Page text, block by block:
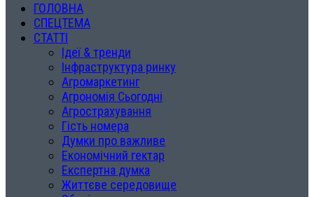
ГОЛОВНА
СПЕЦТЕМА
СТАТТІ
Ідеї & тренди
Інфраструктура ринку
Агромаркетинг
Агрономія Сьогодні
Агрострахування
Гість номера
Думки про важливе
Економічний гектар
Експертна думка
Життєве середовище